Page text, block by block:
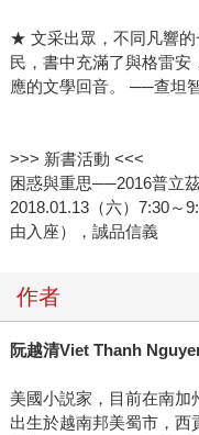
★ 文采出眾，不同凡響的
民，書中充滿了與格雷
應的文學回音。 ──查坦
>>> 新書活動 <<<
困惑與重思──2016普立
2018.01.13（六）7:30～
由入座），誠品信義
作者
阮越清Viet Thanh
美國小説家，目前在南加
出生於越南邦美蜀市，